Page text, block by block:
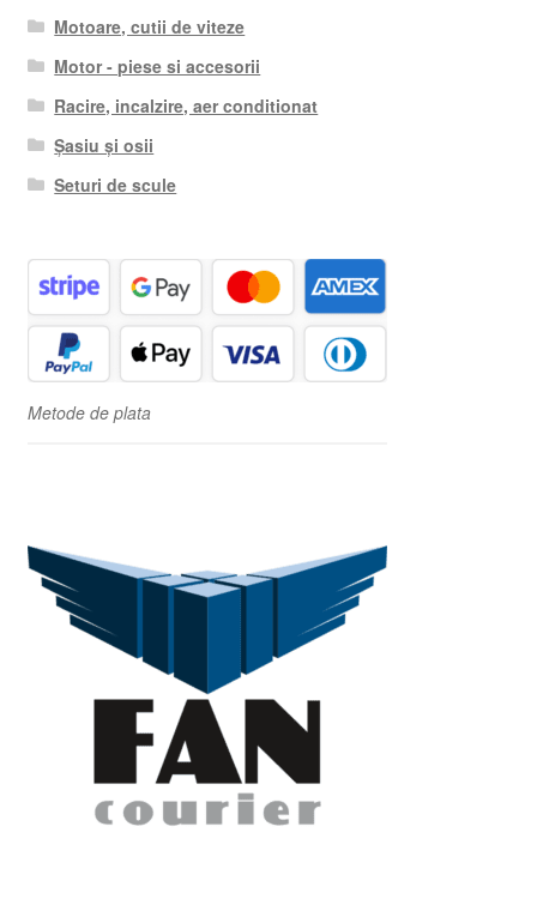
Motoare, cutii de viteze
Motor - piese si accesorii
Racire, incalzire, aer conditionat
Șasiu și osii
Seturi de scule
Metode de plata